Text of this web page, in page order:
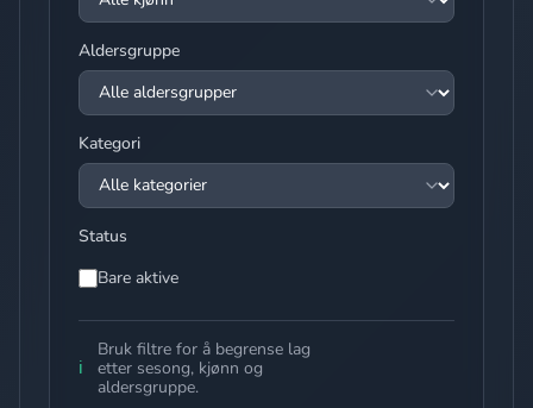
Aldersgruppe
Kategori
Status
Bare aktive
ℹ️
Bruk filtre for å begrense lag
etter sesong, kjønn og
aldersgruppe.